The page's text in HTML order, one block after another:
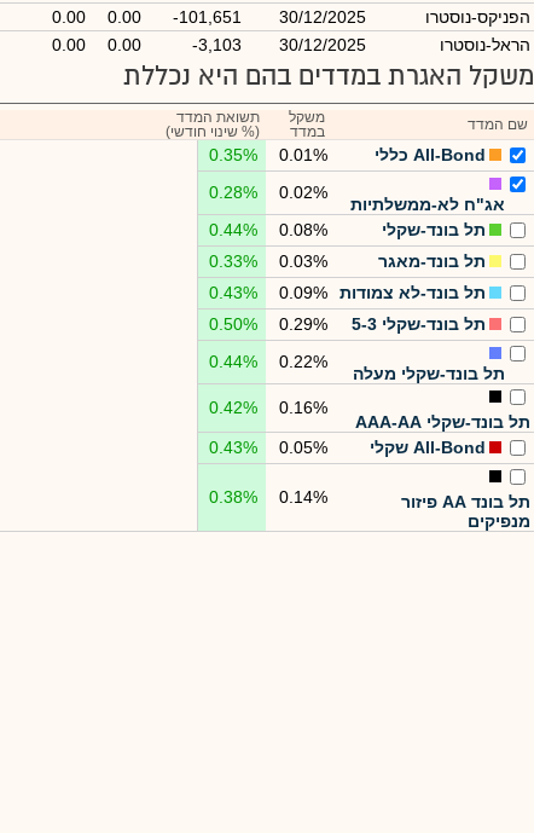
הפניקס-נוסטרו
30/12/2025
-101,651
0.00
0.00
הראל-נוסטרו
30/12/2025
-3,103
0.00
0.00
משקל האגרת במדדים בהם היא נכללת
שם המדד
משקל
במדד
תשואת המדד
(% שינוי חודשי)
All-Bond כללי 0.01%
0.35%
אג"ח לא-ממשלתיות
0.02%
0.28%
תל בונד-שקלי
0.08%
0.44%
תל בונד-מאגר
0.03%
0.33%
תל בונד-לא צמודות
0.09%
0.43%
תל בונד-שקלי 5-3
0.29%
0.50%
תל בונד-שקלי מעלה
0.22%
0.44%
תל בונד-שקלי AAA-AA
0.16%
0.42%
All-Bond שקלי 0.05%
0.43%
תל בונד AA פיזור
מנפיקים
0.14%
0.38%